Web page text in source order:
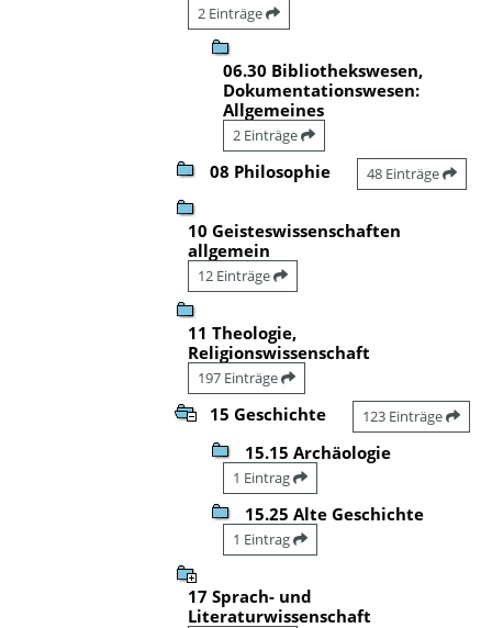
2 Einträge
06.30 Bibliothekswesen,
Dokumentationswesen:
Allgemeines
2 Einträge
08 Philosophie 48 Einträge
10 Geisteswissenschaften
allgemein
12 Einträge
11 Theologie,
Religionswissenschaft
197 Einträge
15 Geschichte 123 Einträge
15.15 Archäologie
1 Eintrag
15.25 Alte Geschichte
1 Eintrag
17 Sprach- und
Literaturwissenschaft